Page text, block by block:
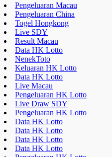
Pengeluaran Macau
Pengeluaran China
Togel Hongkong
Live SDY
Result Macau
Data HK Lotto
NenekToto
Keluaran HK Lotto
Data HK Lotto
Live Macau
Pengeluaran HK Lotto
Live Draw SDY
Pengeluaran HK Lotto
Data HK Lotto
Data HK Lotto
Data HK Lotto
Data HK Lotto